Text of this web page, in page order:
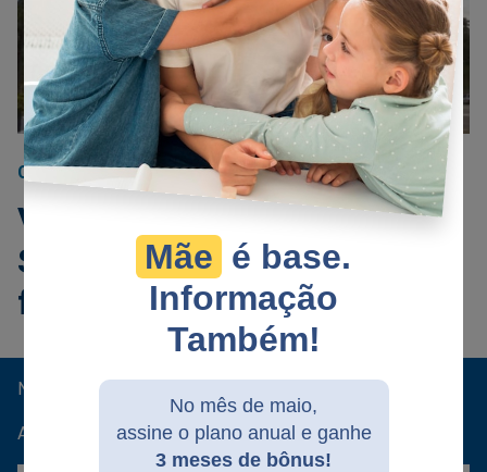
Mãe é base.
Informação
Também!
No mês de maio,
assine o plano anual e ganhe
3 meses de bônus!
CAMARIM 30/05/2024
Vaza informação interna e
SBT se pronuncia sobre
flagrante em camarim
NEWSLETTER
As principais notícias do dia no seu e-mail.